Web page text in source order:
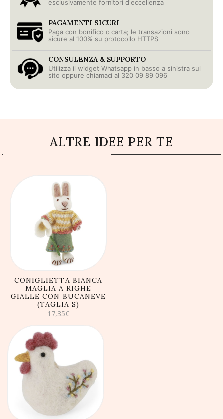
esclusivamente fornitori d'eccellenza
PAGAMENTI SICURI
Paga con bonifico o carta; le transazioni sono
sicure al 100% su protocollo HTTPS
CONSULENZA & SUPPORTO
Utilizza il widget Whatsapp in basso a sinistra sul
sito oppure chiamaci al 320 09 89 096
ALTRE IDEE PER TE
AGGIUNGI AL
CARRELLO
CONIGLIETTA BIANCA
MAGLIA A RIGHE
GIALLE CON BUCANEVE
(TAGLIA S)
17,35€
AGGIUNGI AL
CARRELLO